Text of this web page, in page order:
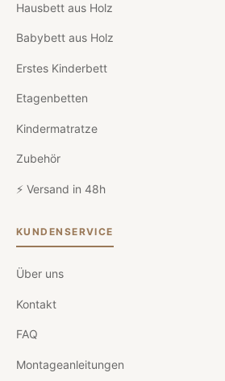
Hausbett aus Holz
Babybett aus Holz
Erstes Kinderbett
Etagenbetten
Kindermatratze
Zubehör
⚡ Versand in 48h
KUNDENSERVICE
Über uns
Kontakt
FAQ
Montageanleitungen